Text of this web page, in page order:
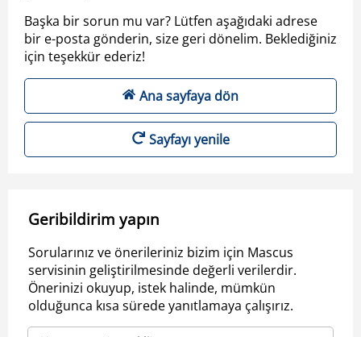
Başka bir sorun mu var? Lütfen aşağıdaki adrese
bir e-posta gönderin, size geri dönelim. Beklediğiniz
için teşekkür ederiz!
Ana sayfaya dön
Sayfayı yenile
Geribildirim yapın
Sorularınız ve önerileriniz bizim için Mascus
servisinin geliştirilmesinde değerli verilerdir.
Önerinizi okuyup, istek halinde, mümkün
olduğunca kısa sürede yanıtlamaya çalışırız.